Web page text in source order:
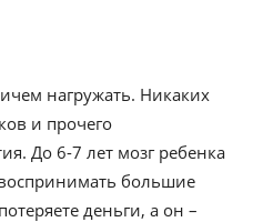
нагружать. Никаких
и прочего
До 6-7 лет мозг ребенка
большие
деньги, а он –